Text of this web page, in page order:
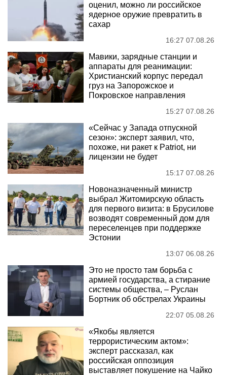
оценил, можно ли российское
ядерное оружие превратить в
сахар
16:27 07.08.26
Мавики, зарядные станции и
аппараты для реанимации:
Христианский корпус передал
груз на Запорожское и
Покровское направления
15:27 07.08.26
«Сейчас у Запада отпускной
сезон»: эксперт заявил, что,
похоже, ни ракет к Patriot, ни
лицензии не будет
15:17 07.08.26
Новоназначенный министр
выбрал Житомирскую область
для первого визита: в Брусилове
возводят современный дом для
переселенцев при поддержке
Эстонии
13:07 06.08.26
Это не просто там борьба с
армией государства, а стирание
системы общества, – Руслан
Бортник об обстрелах Украины
22:07 05.08.26
«Якобы является
террористическим актом»:
эксперт рассказал, как
российская оппозиция
выставляет покушение на Чайко